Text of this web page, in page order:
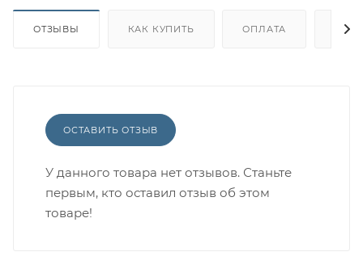
ОТЗЫВЫ КАК КУПИТЬ ОПЛАТА
ОСТАВИТЬ ОТЗЫВ
У данного товара нет отзывов. Станьте
первым, кто оставил отзыв об этом
товаре!